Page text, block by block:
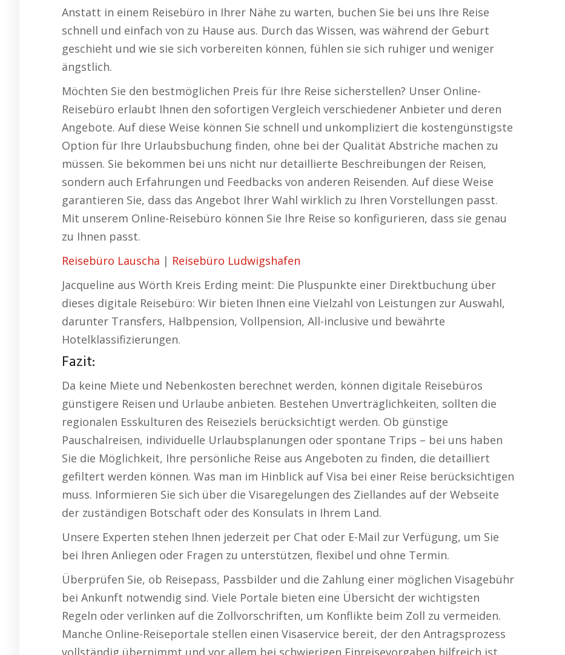
Anstatt in einem Reisebüro in Ihrer Nähe zu warten, buchen Sie bei uns Ihre Reise
schnell und einfach von zu Hause aus. Durch das Wissen, was während der Geburt
geschieht und wie sie sich vorbereiten können, fühlen sie sich ruhiger und weniger
ängstlich.
Möchten Sie den bestmöglichen Preis für Ihre Reise sicherstellen? Unser Online-
Reisebüro erlaubt Ihnen den sofortigen Vergleich verschiedener Anbieter und deren
Angebote. Auf diese Weise können Sie schnell und unkompliziert die kostengünstigste
Option für Ihre Urlaubsbuchung finden, ohne bei der Qualität Abstriche machen zu
müssen. Sie bekommen bei uns nicht nur detaillierte Beschreibungen der Reisen,
sondern auch Erfahrungen und Feedbacks von anderen Reisenden. Auf diese Weise
garantieren Sie, dass das Angebot Ihrer Wahl wirklich zu Ihren Vorstellungen passt.
Mit unserem Online-Reisebüro können Sie Ihre Reise so konfigurieren, dass sie genau
zu Ihnen passt.
Reisebüro Lauscha | Reisebüro Ludwigshafen
Jacqueline aus Wörth Kreis Erding meint: Die Pluspunkte einer Direktbuchung über
dieses digitale Reisebüro: Wir bieten Ihnen eine Vielzahl von Leistungen zur Auswahl,
darunter Transfers, Halbpension, Vollpension, All-inclusive und bewährte
Hotelklassifizierungen.
Fazit:
Da keine Miete und Nebenkosten berechnet werden, können digitale Reisebüros
günstigere Reisen und Urlaube anbieten. Bestehen Unverträglichkeiten, sollten die
regionalen Esskulturen des Reiseziels berücksichtigt werden. Ob günstige
Pauschalreisen, individuelle Urlaubsplanungen oder spontane Trips – bei uns haben
Sie die Möglichkeit, Ihre persönliche Reise aus Angeboten zu finden, die detailliert
gefiltert werden können. Was man im Hinblick auf Visa bei einer Reise berücksichtigen
muss. Informieren Sie sich über die Visaregelungen des Ziellandes auf der Webseite
der zuständigen Botschaft oder des Konsulats in Ihrem Land.
Unsere Experten stehen Ihnen jederzeit per Chat oder E-Mail zur Verfügung, um Sie
bei Ihren Anliegen oder Fragen zu unterstützen, flexibel und ohne Termin.
Überprüfen Sie, ob Reisepass, Passbilder und die Zahlung einer möglichen Visagebühr
bei Ankunft notwendig sind. Viele Portale bieten eine Übersicht der wichtigsten
Regeln oder verlinken auf die Zollvorschriften, um Konflikte beim Zoll zu vermeiden.
Manche Online-Reiseportale stellen einen Visaservice bereit, der den Antragsprozess
vollständig übernimmt und vor allem bei schwierigen Einreisevorgaben hilfreich ist.